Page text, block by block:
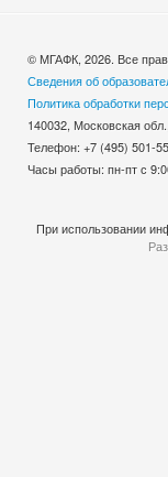
© МГАФК, 2026. Все
Сведения об
Политика обработки
140032, Московская
Телефон: +7 (495)
Часы работы: пн-пт с
При использовании